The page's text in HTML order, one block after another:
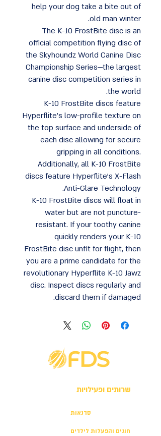
help your dog take a bite out of
old man winter.
The K-10 FrostBite disc is an
official competition flying disc of
the Skyhoundz World Canine Disc
Championship Series—the largest
canine disc competition series in
the world.
K-10 FrostBite discs feature
Hyperflite’s low-profile texture on
the top surface and underside of
each disc allowing for secure
gripping in all conditions.
Additionally, all K-10 FrostBite
discs feature Hyperflite’s X-Flash
Anti-Glare Technology.
K-10 FrostBite discs will float in
water but are not puncture-
resistant. If your toothy canine
quickly renders your K-10
FrostBite disc unfit for flight, then
you are a prime candidate for the
revolutionary Hyperflite K-10 Jawz
disc. Inspect discs regularly and
discard them if damaged.
שרותים ופעילויות
סדנאות
חוגים והפעלות לילדים